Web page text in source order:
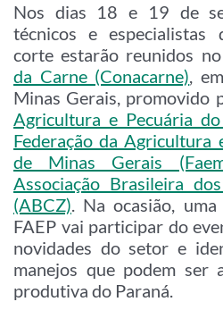
Nos dias 18 e 19 de
técnicos e especialistas
corte estarão reunidos no
da Carne (Conacarne),
Minas Gerais, promovido
Agricultura e Pecuária
Federação da Agricultura
de Minas Gerais
Associação Brasileira
(ABCZ). Na ocasião,
FAEP vai participar do
novidades do setor e
manejos que podem ser
produtiva do Paraná.